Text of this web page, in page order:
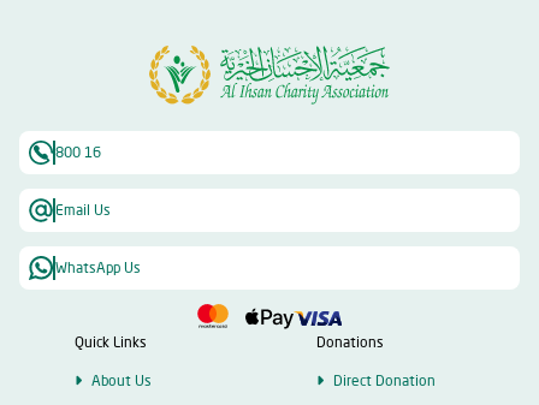
800 16
Email Us
WhatsApp Us
Quick Links
About Us
Donations
Direct Donation